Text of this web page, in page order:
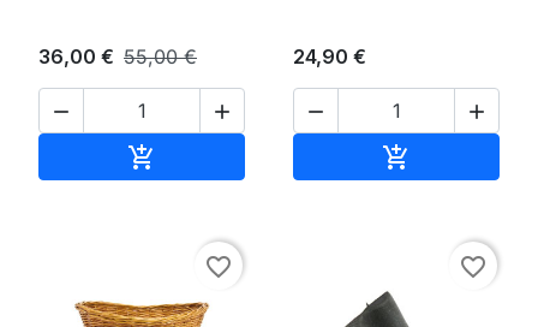
36,00 € 55,00 €
 

24,90 €
 

favorite_border favorite_border